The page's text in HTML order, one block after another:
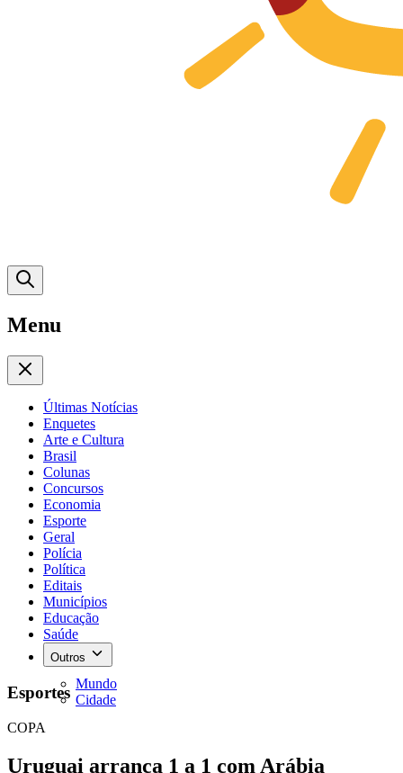
Menu
Últimas Notícias
Enquetes
Arte e Cultura
Brasil
Colunas
Concursos
Economia
Esporte
Geral
Polícia
Política
Editais
Municípios
Educação
Saúde
Outros
Mundo
Cidade
Esportes
COPA
Uruguai arranca 1 a 1 com Arábia